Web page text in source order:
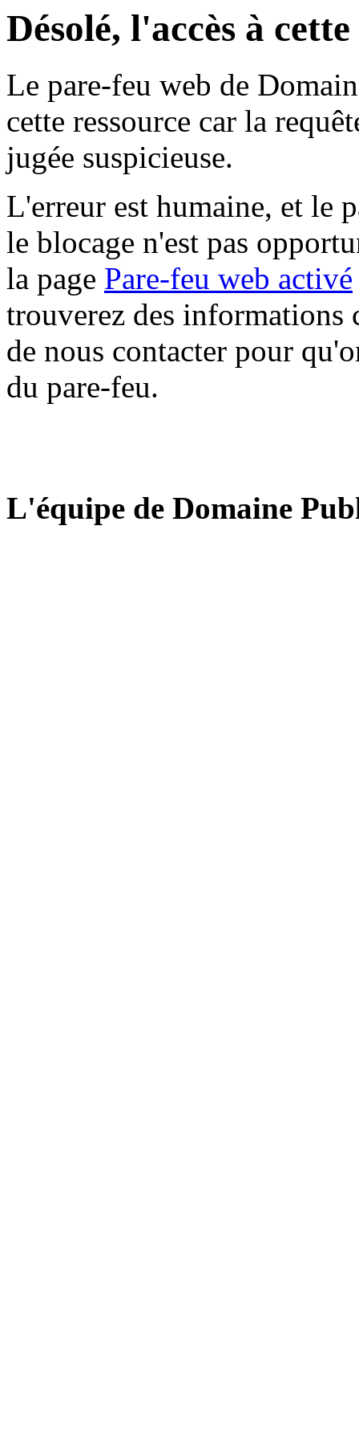
Désolé, l'accès à
Le pare-feu web de
cette ressource car la
jugée suspicieuse.
L'erreur est humaine, et le
le blocage n'est pas
la page Pare-feu web activé
trouverez des informations
de nous contacter pour
du pare-feu.
L'équipe de Domaine